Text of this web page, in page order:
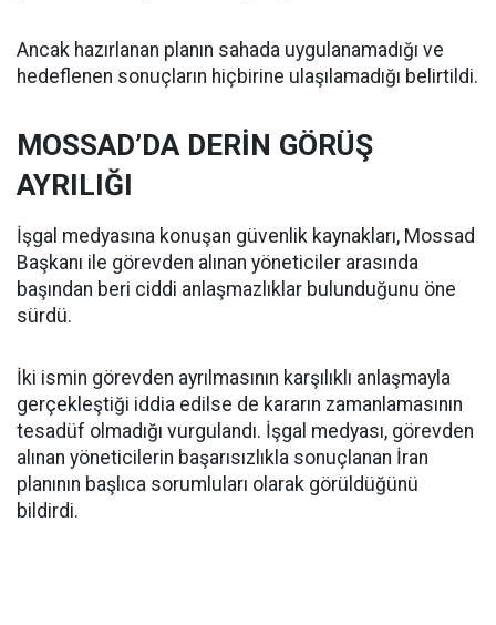
Ancak hazırlanan planın sahada uygulanamadığı ve
hedeflenen sonuçların hiçbirine ulaşılamadığı belirtildi.
MOSSAD’DA DERİN GÖRÜŞ
AYRILIĞI
İşgal medyasına konuşan güvenlik kaynakları, Mossad
Başkanı ile görevden alınan yöneticiler arasında
başından beri ciddi anlaşmazlıklar bulunduğunu öne
sürdü.
İki ismin görevden ayrılmasının karşılıklı anlaşmayla
gerçekleştiği iddia edilse de kararın zamanlamasının
tesadüf olmadığı vurgulandı. İşgal medyası, görevden
alınan yöneticilerin başarısızlıkla sonuçlanan İran
planının başlıca sorumluları olarak görüldüğünü
bildirdi.